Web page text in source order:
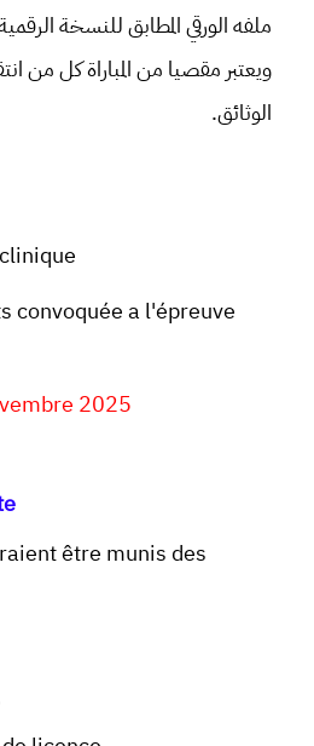
ملفه الورقي المطابق للنسخة
ويعتبر مقصيا من المباراة كل
الوثائق.
convoquée a l'épreuve
2025
être munis des